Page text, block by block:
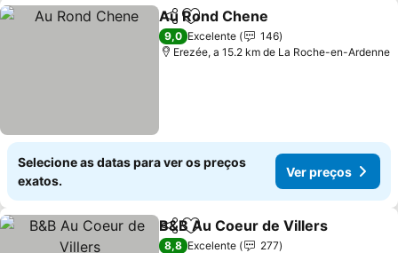
PartilharAdicionar aos favoritos
Au Rond Chene
9,0 Excelente
146
Erezée, a 15.2 km de La Roche-en-Ardenne
Selecione as datas para ver os preços
exatos.
Ver preços
PartilharAdicionar aos favoritos
B&B Au Coeur de Villers
8,8 Excelente
277